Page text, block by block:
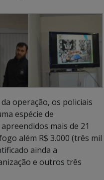
operação, os policiais
espécie de
mais de 21
além R$ 3.000 (três mil
ainda a
e outros três